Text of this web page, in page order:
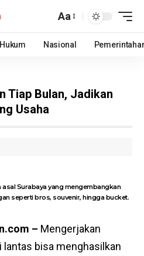
Aa
Hukum Nasional
Tiap Bulan, Jadikan
Usaha
asal Surabaya yang mengembangkan
seperti bros, souvenir, hingga bucket.
– Mengerjakan
bisa menghasilkan